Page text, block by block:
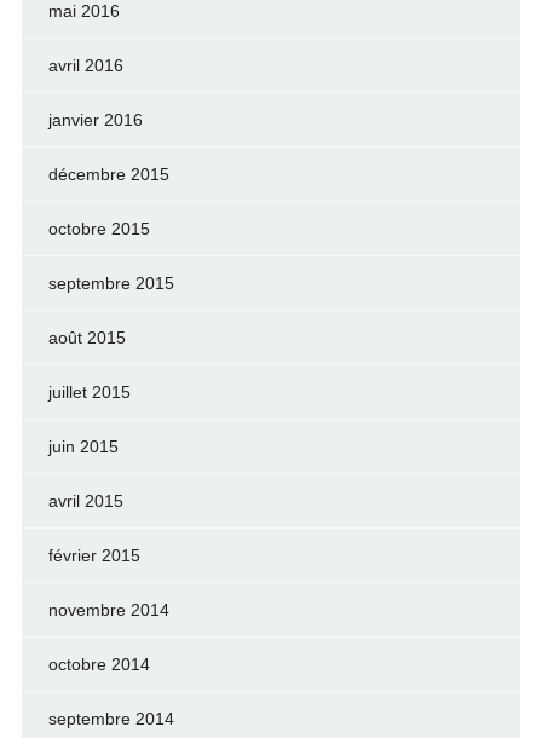
mai 2016
avril 2016
janvier 2016
décembre 2015
octobre 2015
septembre 2015
août 2015
juillet 2015
juin 2015
avril 2015
février 2015
novembre 2014
octobre 2014
septembre 2014